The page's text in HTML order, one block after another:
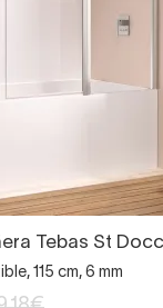
Tebas St
115 cm, 6 mm